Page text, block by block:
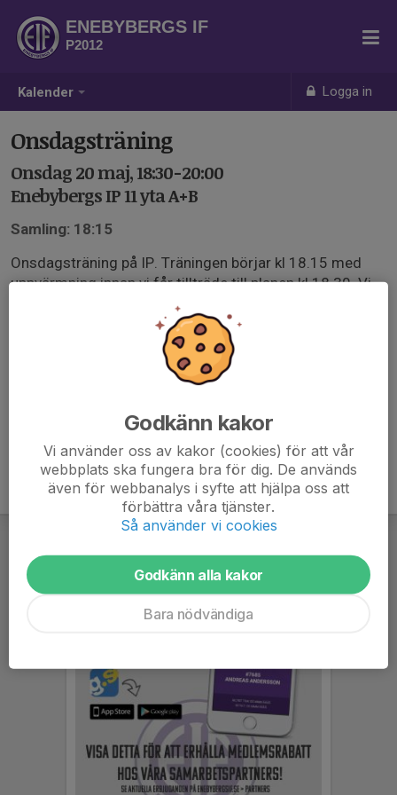
Kalender Logga in
ENEBYBERGS IF
P2012
Onsdagsträning
Onsdag 20 maj, 18:30-20:00
Enebybergs IP 11 yta A+B
Samling: 18:15
Onsdagsträning på IP. Träningen börjar kl 18.15 med
uppvärmning innan vi får tillträde till planen kl 18.30. Vi
hänger upp våra kläder och väskor snyggt och prydligt
Godkänn kakor
Vi använder oss av kakor (cookies) för att vår
webbplats ska fungera bra för dig. De används
även för webbanalys i syfte att hjälpa oss att
förbättra våra tjänster.
Så använder vi cookies
Godkänn alla kakor
Bara nödvändiga